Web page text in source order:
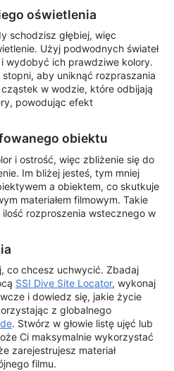
oświetlenia
schodzisz głębiej, więc
Użyj podwodnych świateł
wydobyć ich prawdziwe kolory.
aby uniknąć rozpraszania
w wodzie, które odbijają
powodując efekt
obiektu
i ostrość, więc zbliżenie się do
Im bliżej jesteś, tym mniej
a obiektem, co skutkuje
materiałem filmowym. Takie
rozproszenia wstecznego w
co chcesz uchwycić. Zbadaj
SSI Dive Site Locator, wykonaj
i dowiedz się, jakie życie
z globalnego
. Stwórz w głowie listę ujęć lub
Ci maksymalnie wykorzystać
zarejestrujesz materiał
filmu.